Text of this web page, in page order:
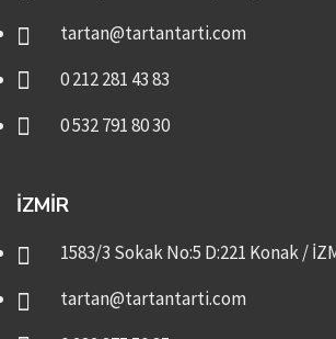
tartan@tartantarti.com
0 212 281 43 83
0 532 791 80 30
İZMIR
1583/3 Sokak No:5 D:221 Konak /
tartan@tartantarti.com